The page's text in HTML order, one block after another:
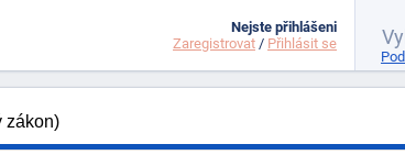
zákon)
Nejste přihlášeni
Zaregistrovat / Přihlásit se